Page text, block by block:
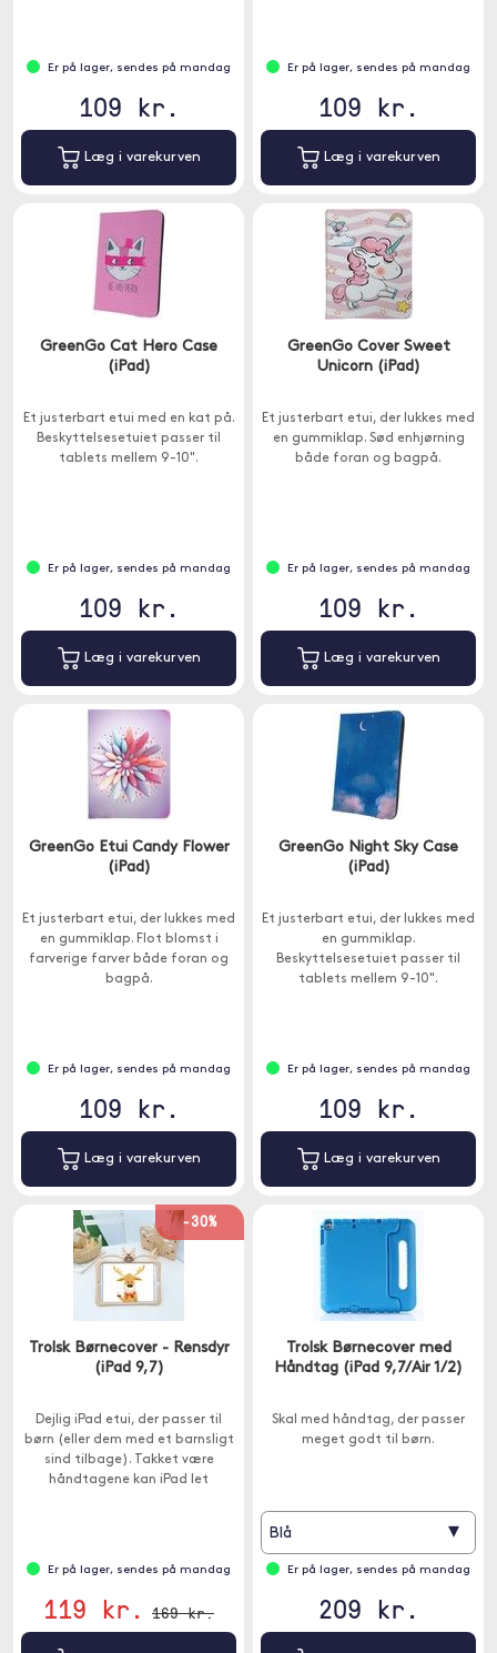
Er på lager, sendes på mandag
109 kr.
Læg i varekurven
Er på lager, sendes på mandag
109 kr.
Læg i varekurven
GreenGo Cat Hero Case
(iPad)
Et justerbart etui med en kat på.
Beskyttelsesetuiet passer til
tablets mellem 9-10".
Er på lager, sendes på mandag
109 kr.
Læg i varekurven
GreenGo Cover Sweet
Unicorn (iPad)
Et justerbart etui, der lukkes med
en gummiklap. Sød enhjørning
både foran og bagpå.
Er på lager, sendes på mandag
109 kr.
Læg i varekurven
GreenGo Etui Candy Flower
(iPad)
Et justerbart etui, der lukkes med
en gummiklap. Flot blomst i
farverige farver både foran og
bagpå.
Er på lager, sendes på mandag
109 kr.
Læg i varekurven
GreenGo Night Sky Case
(iPad)
Et justerbart etui, der lukkes med
en gummiklap.
Beskyttelsesetuiet passer til
tablets mellem 9-10".
Er på lager, sendes på mandag
109 kr.
Læg i varekurven
-30%
Trolsk Børnecover - Rensdyr
(iPad 9,7)
Dejlig iPad etui, der passer til
børn (eller dem med et barnsligt
sind tilbage). Takket være
håndtagene kan iPad let
Er på lager, sendes på mandag
119 kr. 169 kr.
Trolsk Børnecover med
Håndtag (iPad 9,7/Air 1/2)
Skal med håndtag, der passer
meget godt til børn.
Blå ▾
Er på lager, sendes på mandag
209 kr.